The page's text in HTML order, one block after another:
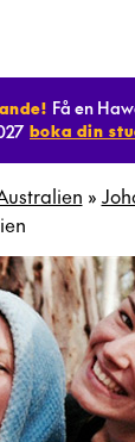
Få en
boka din
»